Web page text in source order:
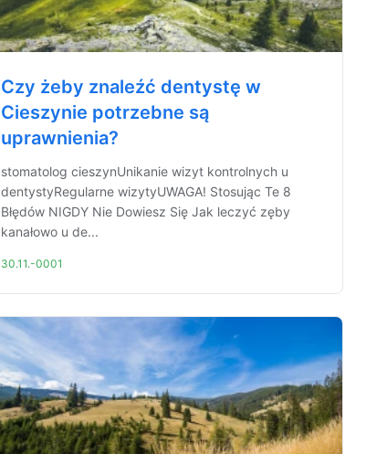
Czy żeby znaleźć dentystę w
Cieszynie potrzebne są
uprawnienia?
stomatolog cieszynUnikanie wizyt kontrolnych u
dentystyRegularne wizytyUWAGA! Stosując Te 8
Błędów NIGDY Nie Dowiesz Się Jak leczyć zęby
kanałowo u de...
30.11.-0001